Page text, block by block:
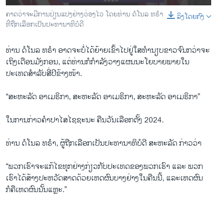
ສຽງ
ລາຍການກະຈາຍສຽງ
ພາສາຕ່າງໆ
ລິງໂດຍກົງ
ຄາດວ່າຈະມີການປ່ຽນແປງຢ່າງວ່ອງໄວ ໂດຍທ່ານ ດໍໂນລ ທຣຳ
ທີ່ຖືກເລືອກເປັນປະທານາທິບໍດີ
ທ່ານ ດໍໂນລ ທຣຳ ອາດຈະບໍ່ໄດ້ຍ້າຍເຂົ້າໄປຢູ່ໃສທຳນຽບຂາວຈົນກວ່າຈະ
ເຖິງເດືອນມັງກອນ, ແຕ່ທ່ານກໍກຳລັງວາງແຜນນະໂຍບາຍພາຍໃນ
ປະເທດສຳລັບສີ່ປີຂ້າງໜ້າ.
“ສະຫະລັດ ອາເມຣິກາ, ສະຫະລັດ ອາເມຣິກາ, ສະຫະລັດ ອາເມຣິກາ”
ໃນການກ່າວຄຳປາໄສໄຊຊະນະ ຄືນວັນເລືອກຕັ້ງ 2024.
ທ່ານ ດໍໂນລ ທຣໍາ, ຜູ້ຖືກເລືອກເປັນປະທານາທິບໍດີ ສະຫະລັດ ກ່າວວ່າ
“ພວກເຮົາຈະແກ້ໄຂທຸກຢ່າງກ່ຽວກັບປະເທດຂອງພວກເຮົາ ແລະ ພວກ
ເຮົາໄດ້ສ້າງປະຫວັດສາດດ້ວຍເຫດຜົນບາງຢ່າງໃນຄືນນີ້, ແລະເຫດຜົນ
ກໍຄືເຫດຜົນນັ້ນແຫຼະ.”